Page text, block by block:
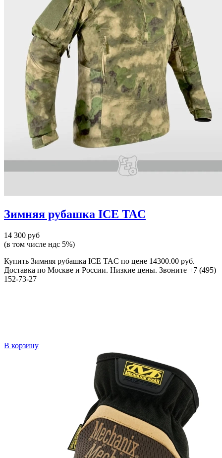
Зимняя рубашка ICE TAC
14 300 руб
(в том числе ндс 5%)
Купить Зимняя рубашка ICE TAC по цене 14300.00 руб.
Доставка по Москве и России. Низкие цены. Звоните +7 (495)
152-73-27
В корзину